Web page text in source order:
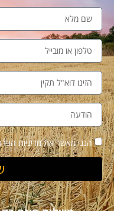
הנני מאשר את מדיניות